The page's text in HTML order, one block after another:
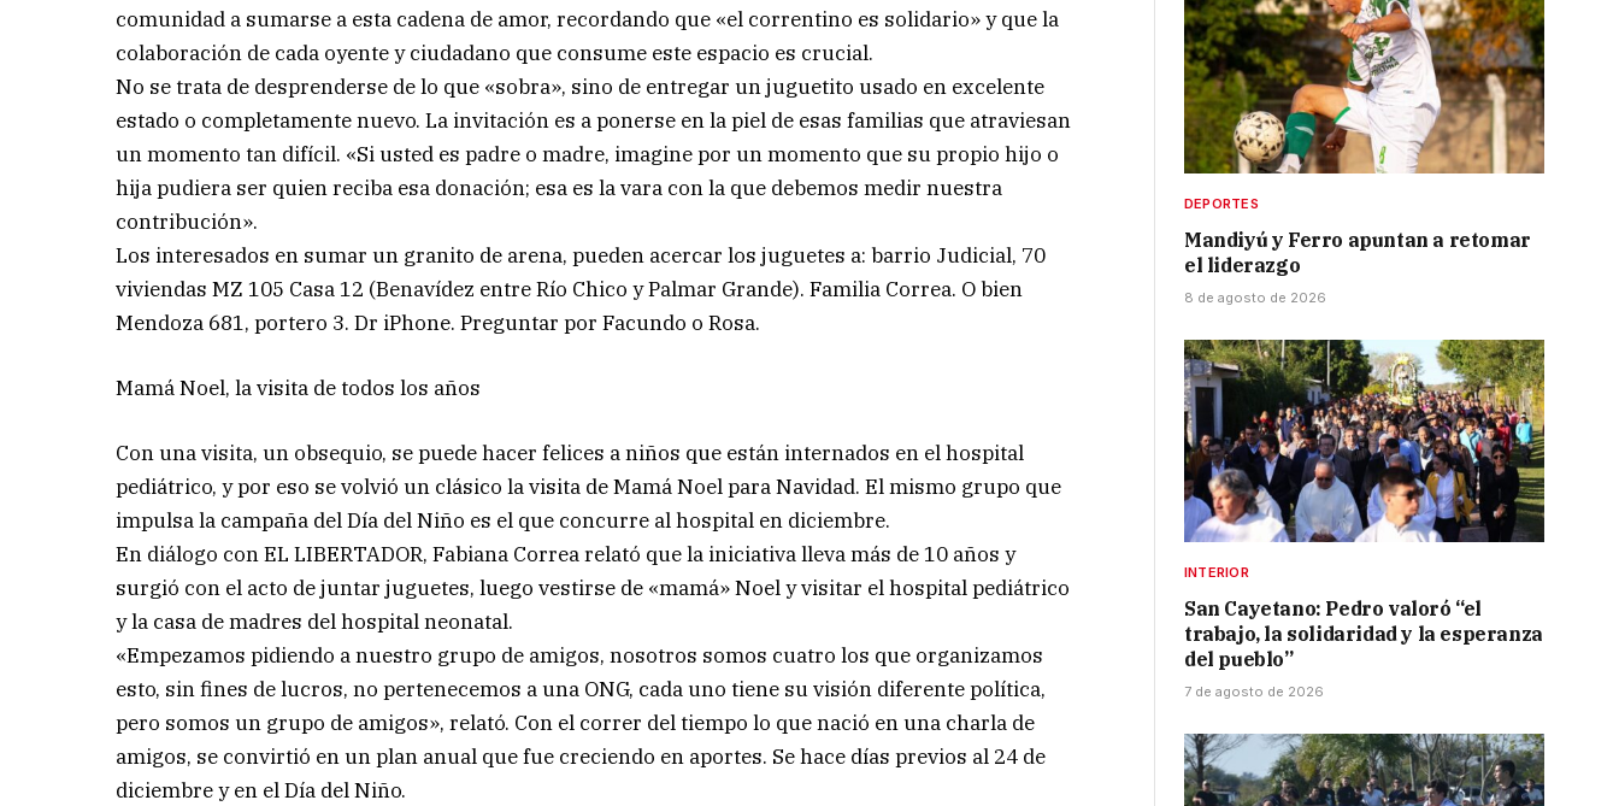
comunidad a sumarse a esta cadena de amor, recordando que «el correntino es solidario» y que la
colaboración de cada oyente y ciudadano que consume este espacio es crucial.
No se trata de desprenderse de lo que «sobra», sino de entregar un juguetito usado en excelente
estado o completamente nuevo. La invitación es a ponerse en la piel de esas familias que atraviesan
un momento tan difícil. «Si usted es padre o madre, imagine por un momento que su propio hijo o
hija pudiera ser quien reciba esa donación; esa es la vara con la que debemos medir nuestra
contribución».
Los interesados en sumar un granito de arena, pueden acercar los juguetes a: barrio Judicial, 70
viviendas MZ 105 Casa 12 (Benavídez entre Río Chico y Palmar Grande). Familia Correa. O bien
Mendoza 681, portero 3. Dr iPhone. Preguntar por Facundo o Rosa.
Mamá Noel, la visita de todos los años
Con una visita, un obsequio, se puede hacer felices a niños que están internados en el hospital
pediátrico, y por eso se volvió un clásico la visita de Mamá Noel para Navidad. El mismo grupo que
impulsa la campaña del Día del Niño es el que concurre al hospital en diciembre.
En diálogo con EL LIBERTADOR, Fabiana Correa relató que la iniciativa lleva más de 10 años y
surgió con el acto de juntar juguetes, luego vestirse de «mamá» Noel y visitar el hospital pediátrico
y la casa de madres del hospital neonatal.
«Empezamos pidiendo a nuestro grupo de amigos, nosotros somos cuatro los que organizamos
esto, sin fines de lucros, no pertenecemos a una ONG, cada uno tiene su visión diferente política,
pero somos un grupo de amigos», relató. Con el correr del tiempo lo que nació en una charla de
amigos, se convirtió en un plan anual que fue creciendo en aportes. Se hace días previos al 24 de
diciembre y en el Día del Niño.
DEPORTES
Mandiyú y Ferro apuntan a retomar
el liderazgo
8 de agosto de 2026
INTERIOR
San Cayetano: Pedro valoró “el
trabajo, la solidaridad y la esperanza
del pueblo”
7 de agosto de 2026